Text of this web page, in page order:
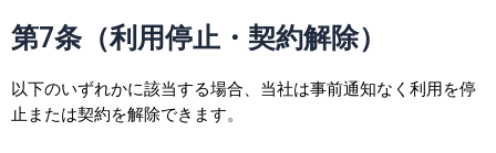
第7条（利用停止・契約解除）
以下のいずれかに該当する場合、当社は事前通知なく利用を停
止または契約を解除できます。